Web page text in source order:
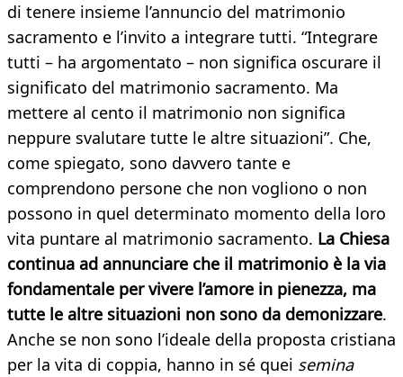
di tenere insieme l’annuncio del matrimonio
sacramento e l’invito a integrare tutti. “Integrare
tutti – ha argomentato – non significa oscurare il
significato del matrimonio sacramento. Ma
mettere al cento il matrimonio non significa
neppure svalutare tutte le altre situazioni”. Che,
come spiegato, sono davvero tante e
comprendono persone che non vogliono o non
possono in quel determinato momento della loro
vita puntare al matrimonio sacramento. La Chiesa
continua ad annunciare che il matrimonio è la via
fondamentale per vivere l’amore in pienezza, ma
tutte le altre situazioni non sono da demonizzare.
Anche se non sono l’ideale della proposta cristiana
per la vita di coppia, hanno in sé quei semina